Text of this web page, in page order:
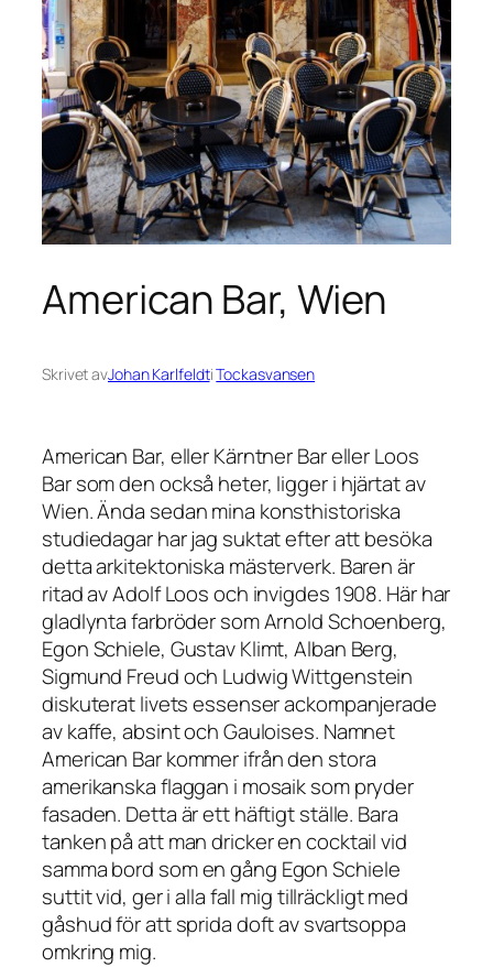
American Bar, Wien
Skrivet avJohan KarlfeldtiTockasvansen
American Bar, eller Kärntner Bar eller Loos
Bar som den också heter, ligger i hjärtat av
Wien. Ända sedan mina konsthistoriska
studiedagar har jag suktat efter att besöka
detta arkitektoniska mästerverk. Baren är
ritad av Adolf Loos och invigdes 1908. Här har
gladlynta farbröder som Arnold Schoenberg,
Egon Schiele, Gustav Klimt, Alban Berg,
Sigmund Freud och Ludwig Wittgenstein
diskuterat livets essenser ackompanjerade
av kaffe, absint och Gauloises. Namnet
American Bar kommer ifrån den stora
amerikanska flaggan i mosaik som pryder
fasaden. Detta är ett häftigt ställe. Bara
tanken på att man dricker en cocktail vid
samma bord som en gång Egon Schiele
suttit vid, ger i alla fall mig tillräckligt med
gåshud för att sprida doft av svartsoppa
omkring mig.